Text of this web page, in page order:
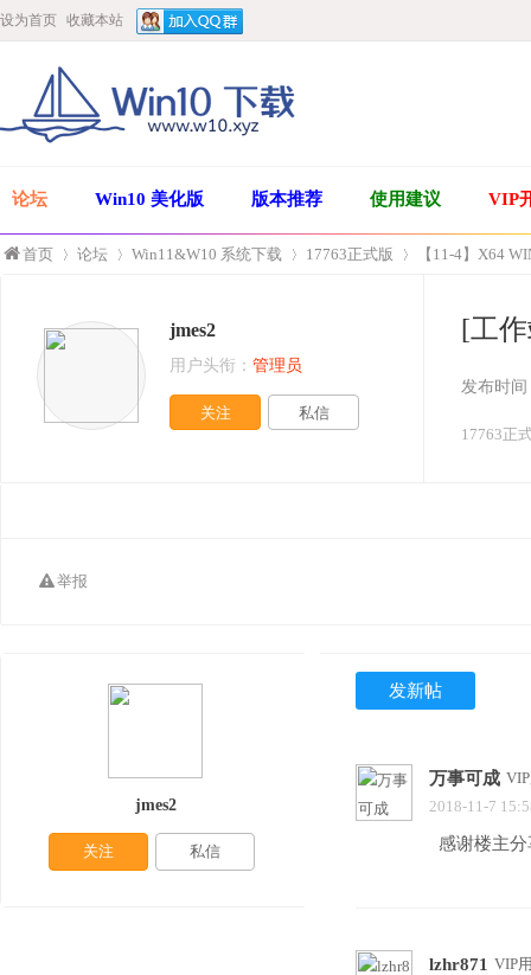
设为首页 收藏本站
论坛 Win10 美化版 版本推荐 使用建议 VIP
首页
»
论坛 Win11&W10 系统下载
›
17763正式版 【11-4】X64
[工
发布时间
17763正
jmes2
用户头衔： 管理员
关注 私信
举报
发新帖
万事可成
2018-11-7
感谢楼主分
lzhr871 VIP
jmes2
关注 私信